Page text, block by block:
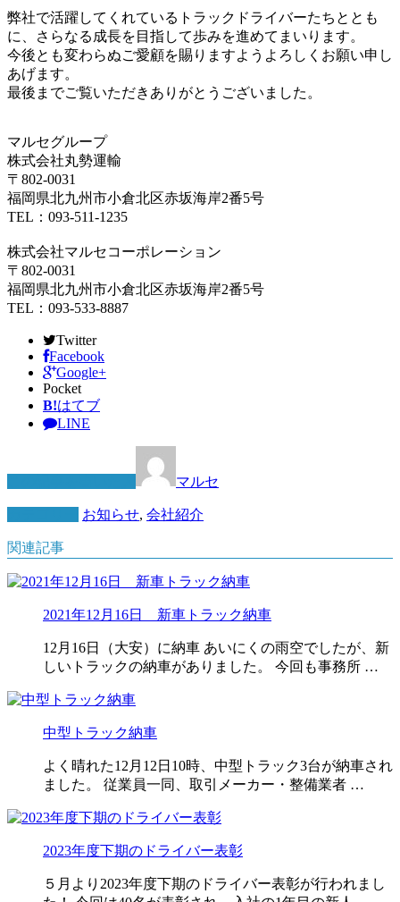
弊社で活躍してくれているトラックドライバーたちととも
に、さらなる成長を目指して歩みを進めてまいります。
今後とも変わらぬご愛顧を賜りますようよろしくお願い申し
あげます。
最後までご覧いただきありがとうございました。
マルセグループ
株式会社丸勢運輸
〒802-0031
福岡県北九州市小倉北区赤坂海岸2番5号
TEL：093-511-1235
株式会社マルセコーポレーション
〒802-0031
福岡県北九州市小倉北区赤坂海岸2番5号
TEL：093-533-8887
Twitter
Facebook
Google+
Pocket
B!はてブ
LINE
マルセ
お知らせ, 会社紹介
関連記事
2021年12月16日 新車トラック納車
12月16日（大安）に納車 あいにくの雨空でしたが、新
しいトラックの納車がありました。 今回も事務所 …
中型トラック納車
よく晴れた12月12日10時、中型トラック3台が納車され
ました。 従業員一同、取引メーカー・整備業者 …
2023年度下期のドライバー表彰
５月より2023年度下期のドライバー表彰が行われまし